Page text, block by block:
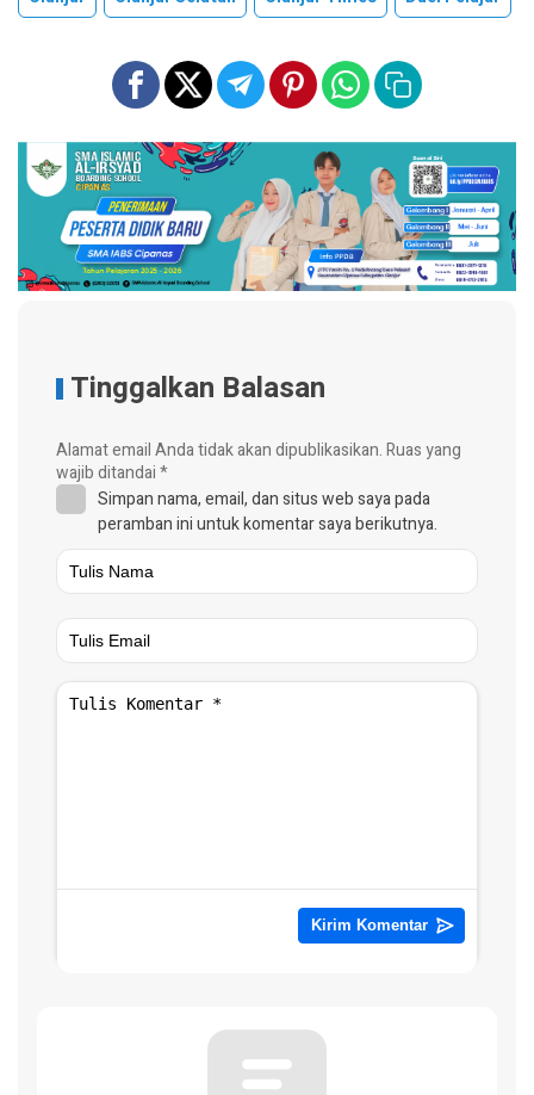
Tinggalkan Balasan
Alamat email Anda tidak akan dipublikasikan.Ruas yang
wajib ditandai*
Simpan nama, email, dan situs web saya pada
peramban ini untuk komentar saya berikutnya.